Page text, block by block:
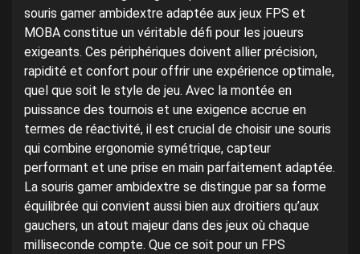
souris gamer ambidextre adaptée aux jeux FPS et
MOBA constitue un véritable défi pour les joueurs
exigeants. Ces périphériques doivent allier précision,
rapidité et confort pour offrir une expérience optimale,
quel que soit le style de jeu. Avec la montée en
puissance des tournois et une exigence accrue en
termes de réactivité, il est crucial de choisir une souris
qui combine ergonomie symétrique, capteur
performant et une prise en main parfaitement adaptée.
La souris gamer ambidextre se distingue par sa forme
équilibrée qui convient aussi bien aux droitiers qu’aux
gauchers, un atout majeur dans des jeux où chaque
milliseconde compte. Que ce soit pour un FPS